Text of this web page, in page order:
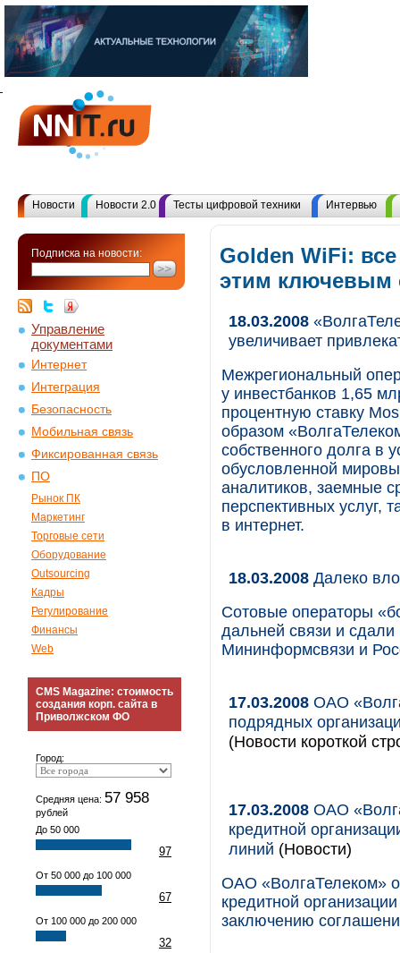
Новости Новости 2.0 Тесты цифровой техники Интервью
Подписка на новости:
Управление
документами
Интернет
Интеграция
Безопасность
Мобильная связь
Фиксированная связь
ПО
Рынок ПК
Маркетинг
Торговые сети
Оборудование
Outsourcing
Кадры
Регулирование
Финансы
Web
CMS Magazine: стоимость
создания корп. сайта в
Приволжском ФО
Город:
Средняя цена: 57 958
рублей
До 50 000
97
От 50 000 до 100 000
67
От 100 000 до 200 000
32
Golden WiFi:
этим ключевым
18.03.2008
увеличивает
Межрегиональный
у инвестбанков 1,65
процентную ставку
образом
собственного долга в
обусловленной
аналитиков, заемные
перспективных услуг,
в интернет.
18.03.2008 Далеко
Сотовые операторы
дальней связи и
Мининформсвязи и
17.03.2008 ОАО
подрядных
(Новости короткой
17.03.2008 ОАО
кредитной
линий (Новости)
ОАО «ВолгаТелеком»
кредитной
заключению